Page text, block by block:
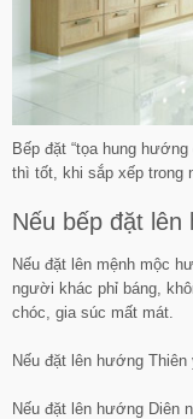
Bếp đặt “tọa hung
thì tốt, khi sắp xếp trong
Nếu bếp đặt lên
Nếu đặt lên mệnh mộc
người khác phỉ báng,
chóc, gia súc mất mát.
Nếu đặt lên hướng Thiên
Nếu đặt lên hướng Diên